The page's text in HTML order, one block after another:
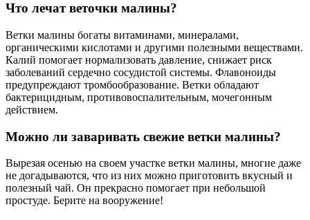
Что лечат веточки малины?
Ветки малины богаты витаминами, минералами,
органическими кислотами и другими полезными веществами.
Калий помогает нормализовать давление, снижает риск
заболеваний сердечно сосудистой системы. Флавоноиды
предупреждают тромбообразование. Ветки обладают
бактерицидным, противовоспалительным, мочегонным
действием.
Можно ли заваривать свежие ветки малины?
Вырезая осенью на своем участке ветки малины, многие даже
не догадываются, что из них можно приготовить вкусный и
полезный чай. Он прекрасно помогает при небольшой
простуде. Берите на вооружение!